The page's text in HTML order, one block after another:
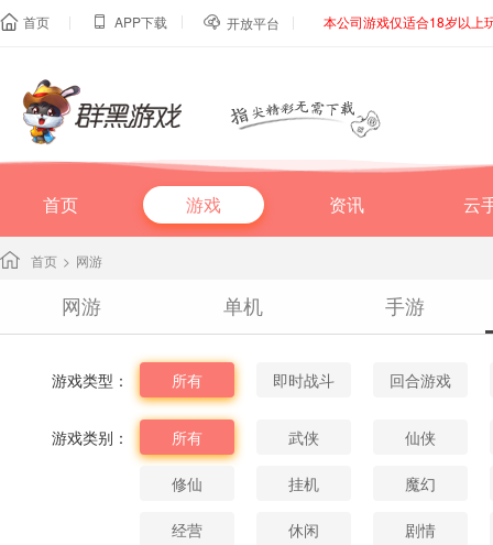
 首页 |  APP下载 |  开放平台 | 本公司游戏仅适合18岁以上
首页 游戏 资讯 云
首页 > 网游
网游 单机 手游
游戏类型： 所有 即时战斗 回合游戏
游戏类别： 所有 武侠 仙侠
修仙 挂机 魔幻
经营 休闲 剧情